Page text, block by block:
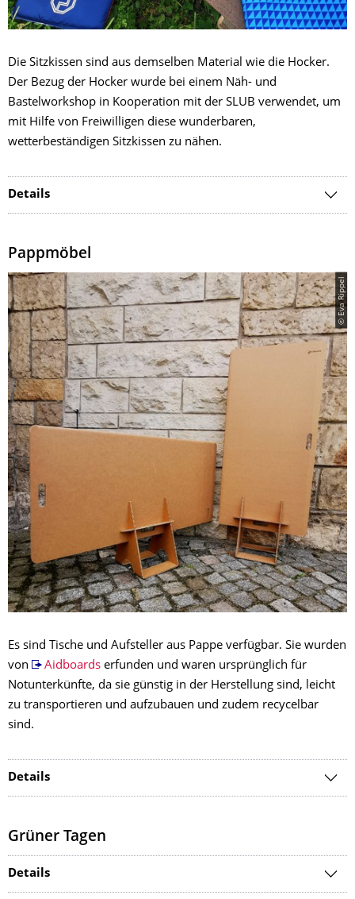
Die Sitzkissen sind aus demselben Material wie die Hocker.
Der Bezug der Hocker wurde bei einem Näh- und
Bastelworkshop in Kooperation mit der SLUB verwendet, um
mit Hilfe von Freiwilligen diese wunderbaren,
wetterbeständigen Sitzkissen zu nähen.
Details
Pappmöbel
© Eva Rippel
Es sind Tische und Aufsteller aus Pappe verfügbar. Sie wurden
von
Aidboardserfunden und waren ursprünglich für
Notunterkünfte, da sie günstig in der Herstellung sind, leicht
zu transportieren und aufzubauen und zudem recycelbar
sind.
Details
Grüner Tagen
Details